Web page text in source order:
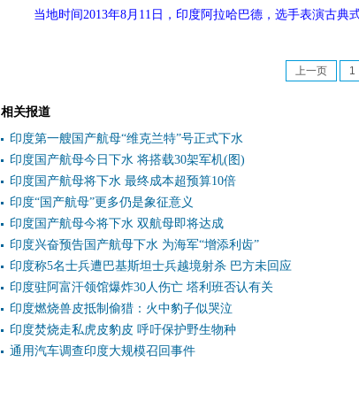
当地时间2013年8月11日，印度阿拉哈巴德，选手表演古
上一页 1
相关报道
印度第一艘国产航母“维克兰特”号正式下水
印度国产航母今日下水 将搭载30架军机(图)
印度国产航母将下水 最终成本超预算10倍
印度“国产航母”更多仍是象征意义
印度国产航母今将下水 双航母即将达成
印度兴奋预告国产航母下水 为海军“增添利齿”
印度称5名士兵遭巴基斯坦士兵越境射杀 巴方未回应
印度驻阿富汗领馆爆炸30人伤亡 塔利班否认有关
印度燃烧兽皮抵制偷猎：火中豹子似哭泣
印度焚烧走私虎皮豹皮 呼吁保护野生物种
通用汽车调查印度大规模召回事件